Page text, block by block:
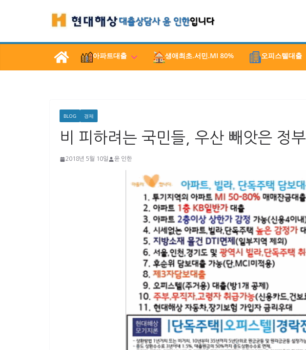
로
아파트대출 생애최초.서민.MI 80% 오피스텔대출
BLOG 경제
비 피하려는 국민들, 우산 빼앗은 정부
2018년 5월 10일 윤 인한